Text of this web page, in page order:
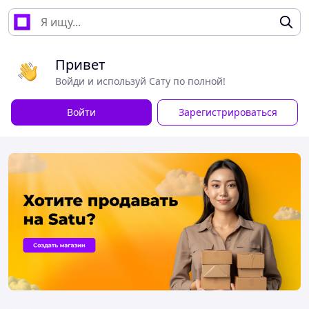
Привет
Войди и используй Сату по полной!
Войти Зарегистрироваться